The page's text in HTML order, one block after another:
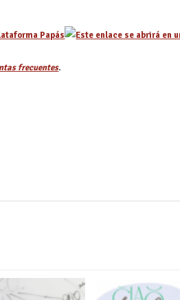
Papás
frecuentes.